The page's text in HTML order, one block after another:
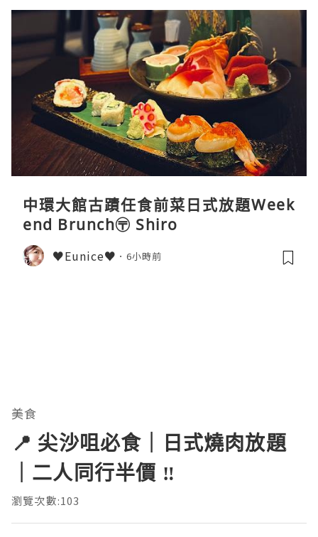
中環大館古蹟任食前菜日式放題Week
end Brunch〶 Shiro
♥Eunice♥ 6小時前
美食
📍 尖沙咀必食｜日式燒肉放題
｜二人同行半價 ‼️
瀏覽次數:103